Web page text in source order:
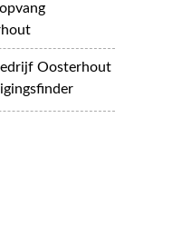
Oosterhout